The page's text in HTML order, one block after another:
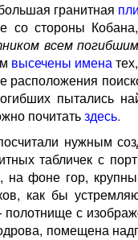
гранитная
со стороны Кобана,
всем погибшим
высечены имена
расположения
пытались
почитатьздесь.
нужным
табличек с
на фоне гор,
как бы
с
помещена